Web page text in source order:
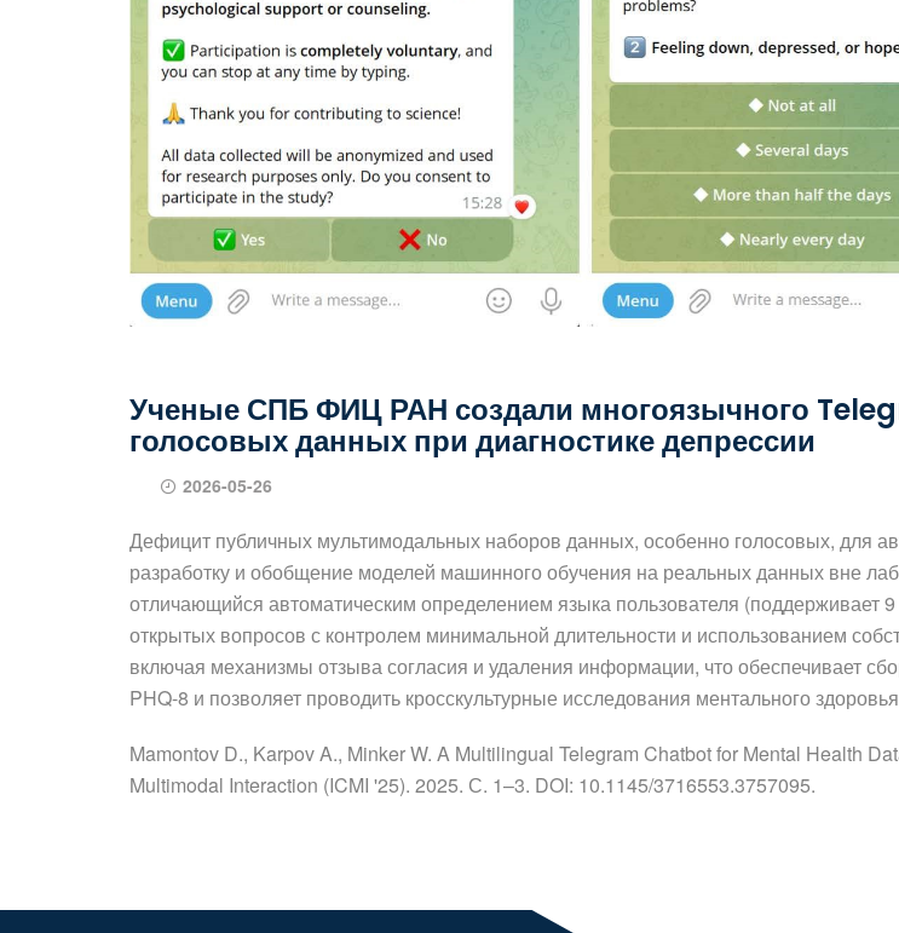
Ученые СПБ ФИЦ РАН создали многоязычного
голосовых данных при диагностике депрессии
2026-05-26
Дефицит публичных мультимодальных наборов данных, особенно голосовых, для
разработку и обобщение моделей машинного обучения на реальных данных вне
отличающийся автоматическим определением языка пользователя
открытых вопросов с контролем минимальной длительности и использованием
включая механизмы отзыва согласия и удаления информации, что обеспечивает
PHQ-8 и позволяет проводить кросскультурные исследования ментального
Mamontov D., Karpov A., Minker W. A Multilingual Telegram Chatbot for Mental Health
Multimodal Interaction (ICMI '25). 2025. С. 1–3. DOI: 10.1145/3716553.3757095.